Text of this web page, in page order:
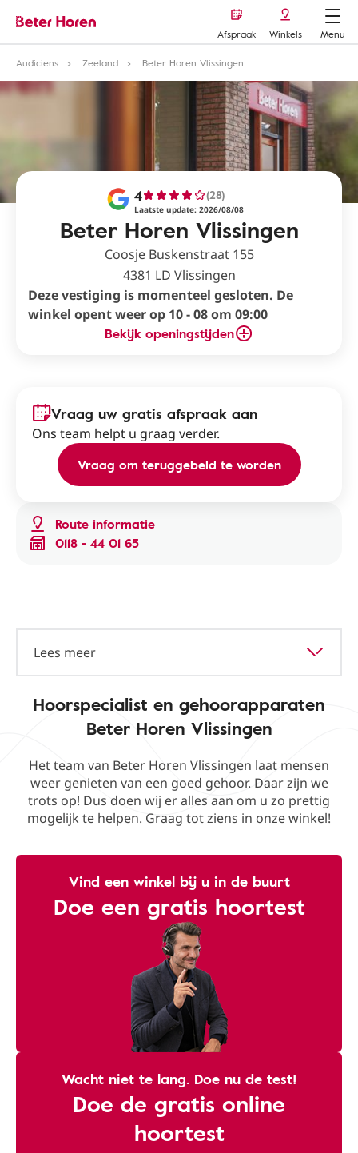
Afspraak Winkels
Menu
Audiciens
Zeeland Beter Horen Vlissingen
Beter Horen Vlissingen
4 (28)
Laatste update: 2026/08/08
Coosje Buskenstraat 155
4381 LD Vlissingen
Deze vestiging is momenteel gesloten. De
winkel opent weer op 10 - 08 om 09:00
Bekijk openingstijden
Route informatie
0118 - 44 01 65
Vraag uw gratis afspraak aan
Ons team helpt u graag verder.
Vraag om teruggebeld te worden
Lees meer
Hoorspecialist en gehoorapparaten
Beter Horen Vlissingen
Het team van Beter Horen Vlissingen laat mensen
weer genieten van een goed gehoor. Daar zijn we
trots op! Dus doen wij er alles aan om u zo prettig
mogelijk te helpen. Graag tot ziens in onze winkel!
Vind een winkel bij u in de buurt
Doe een gratis hoortest
Wacht niet te lang. Doe nu de test!
Doe de gratis online
hoortest